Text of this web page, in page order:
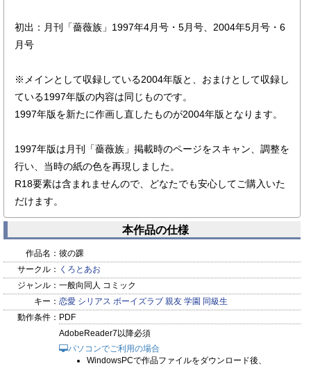
初出：月刊「薔薇族」1997年4月号・5月号、2004年5月号・6
月号
※メインとして収録している2004年版と、おまけとして収録し
ている1997年版の内容は同じものです。
1997年版を新たに作画し直したものが2004年版となります。
1997年版は月刊「薔薇族」掲載時のページをスキャン、調整を
行い、当時の紙の色を再現しました。
R18要素は含まれませんので、どなたでも安心してご購入いた
だけます。
本作品の仕様
作品名： 彼の踝
サークル： くろとあお
ジャンル： 一般向同人 コミック
キー： 恋愛 シリアス ボーイズラブ 親友 学園 同級生
動作条件： PDF
AdobeReader7以降必須
パソコンでご利用の場合
WindowsPCで作品ファイルをダウンロード後、